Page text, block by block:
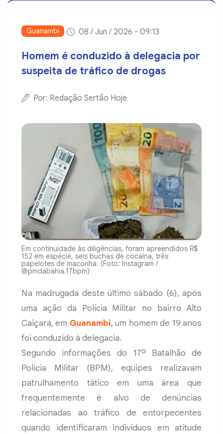
Guanambi 08 / Jun / 2026 - 09:13
Homem é conduzido à delegacia por
suspeita de tráfico de drogas
Por: Redação Sertão Hoje
Em continuidade às diligências, foram apreendidos R$
152 em espécie, seis buchas de cocaína, três
papelotes de maconha. (Foto: Instagram /
@pmdabahia.17bpm)
Na madrugada deste último sábado (6), após
uma ação da Polícia Militar no bairro Alto
Caiçara, em Guanambi, um homem de 19 anos
foi conduzido à delegacia.
Segundo informações do 17º Batalhão de
Polícia Militar (BPM), equipes realizavam
patrulhamento tático em uma área que
frequentemente é alvo de denúncias
relacionadas ao tráfico de entorpecentes
quando identificaram indivíduos em atitude